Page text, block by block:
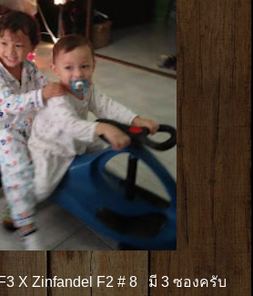
X Zinfandel F2 # 8 มี 3 ซองครับ